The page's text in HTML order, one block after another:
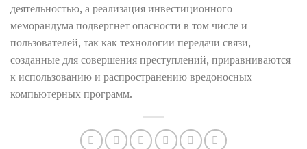
деятельностью, а реализация инвестиционного
меморандума подвергнет опасности в том числе и
пользователей, так как технологии передачи связи,
созданные для совершения преступлений, приравниваются
к использованию и распространению вредоносных
компьютерных программ.